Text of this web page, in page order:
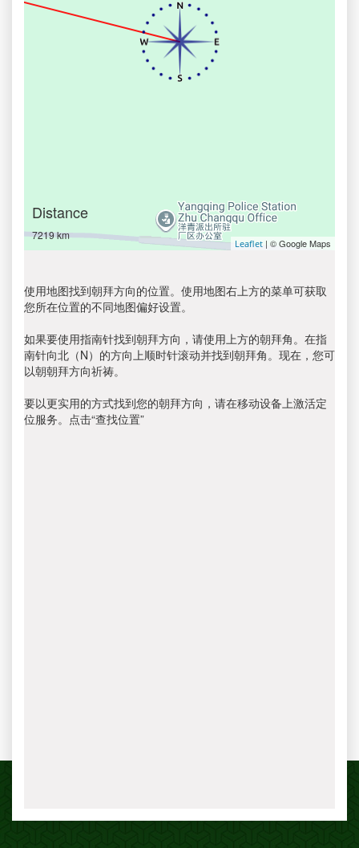
Distance
7219 km
Leaflet | © Google Maps
使用地图找到朝拜方向的位置。使用地图右上方的菜单可获取
您所在位置的不同地图偏好设置。
如果要使用指南针找到朝拜方向，请使用上方的朝拜角。在指
南针向北（N）的方向上顺时针滚动并找到朝拜角。现在，您可
以朝朝拜方向祈祷。
要以更实用的方式找到您的朝拜方向，请在移动设备上激活定
位服务。点击“查找位置”